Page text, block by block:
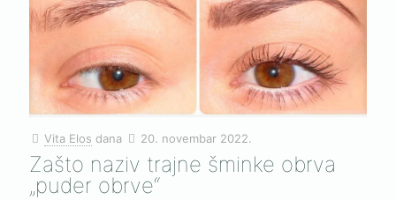
Vita Elos dana 20. novembar 2022.
Zašto naziv trajne šminke obrva
„puder obrve“